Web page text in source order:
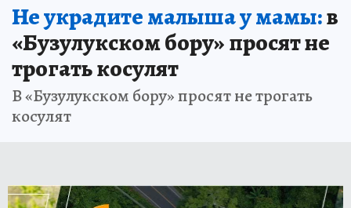
Не украдите малыша у мамы:в
«Бузулукском бору» просят не
трогать косулят
В «Бузулукском бору» просят не трогать
косулят